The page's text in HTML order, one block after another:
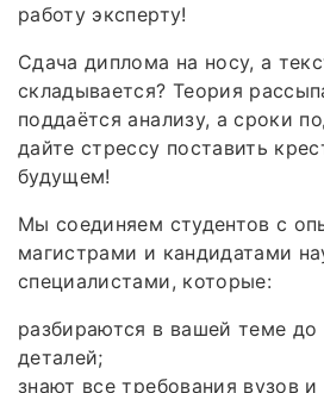
работу эксперту!
Сдача диплома на носу, а
складывается? Теория
поддаётся анализу, а сроки
дайте стрессу поставить
будущем!
Мы соединяем студентов с
магистрами и кандидатами
специалистами, которые:
разбираются в вашей теме
деталей;
знают все требования вузов